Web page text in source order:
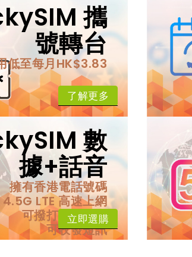
攜
號轉台
低至每月HK$3.83
了解更多
數
據+話音
擁有香港電話號碼
4.5G LTE 高速上網
可撥打香港電話
可收發短訊
立即選購